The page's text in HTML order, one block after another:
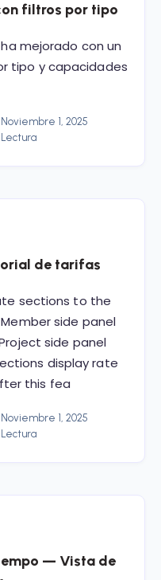
filtros por tipo
mejorado con un
tipo y capacidades
Noviembre 1, 2025
de tarifas
sections to the
side panel
side panel
display rate
this fea
Noviembre 1, 2025
— Vista de